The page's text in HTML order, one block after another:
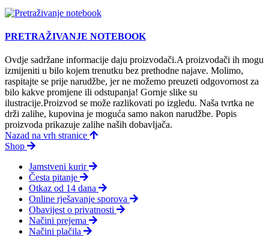
PRETRAŽIVANJE NOTEBOOK
Ovdje sadržane informacije daju proizvodači.A proizvodači ih mogu
izmijeniti u bilo kojem trenutku bez prethodne najave. Molimo,
raspitajte se prije narudžbe, jer ne možemo preuzeti odgovornost za
bilo kakve promjene ili odstupanja! Gornje slike su
ilustracije.Proizvod se može razlikovati po izgledu. Naša tvrtka ne
drži zalihe, kupovina je moguća samo nakon narudžbe. Popis
proizvoda prikazuje zalihe naših dobavljača.
Nazad na vrh stranice
Shop
Jamstveni kurir
Česta pitanje
Otkaz od 14 dana
Online rješavanje sporova
Obavijest o privatnosti
Načini prejema
Načini plačila